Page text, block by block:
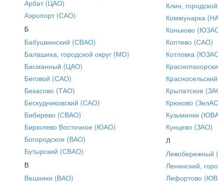
Арбат (ЦАО)
Аэропорт (САО)
Б
Бабушкинский (СВАО)
Балашиха, городской округ (МО)
Басманный (ЦАО)
Беговой (САО)
Бекасово (ТАО)
Бескудниковский (САО)
Бибирево (СВАО)
Бирюлево Восточное (ЮАО)
Богородское (ВАО)
Бутырский (СВАО)
В
Вешняки (ВАО)
Клин,
Коммунарка
Коньково
Коптево (САО)
Котловка
Крылатское
Крюково
Кузьминки
Кунцево (ЗАО)
Л
Ленинский,
Лефортово